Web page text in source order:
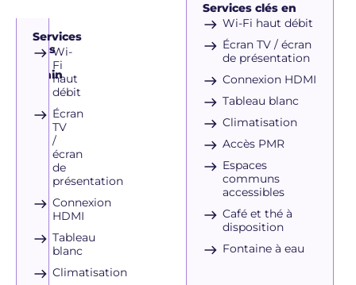
Services
clés
en
main
Wi-
Fi
haut
débit
Écran
TV
/
écran
de
présentation
Connexion
HDMI
Tableau
blanc
Climatisation
Services clés en
mainWi-Fi haut débit
Écran TV / écran
de présentation
Connexion HDMI
Tableau blanc
Climatisation
Accès PMR
Espaces
communs
accessibles
Café et thé à
disposition
Fontaine à eau